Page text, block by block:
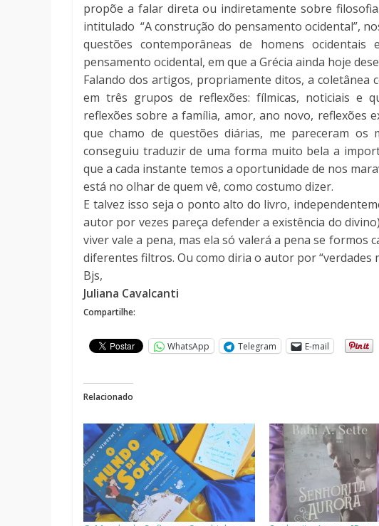
propõe a falar direta ou indiretamente sobre
intitulado “A construção do pensamento ocidental”,
questões contemporâneas de homens
pensamento ocidental, em que a Grécia ainda hoje
Falando dos artigos, propriamente ditos, a coletânea
em três grupos de reflexões: fílmicas, noticiais e
reflexões sobre a família, amor, ano novo, reflexões
que chamo de questões diárias, me pareceram
conseguiu traduzir de uma forma muito bela a
que a cada instante temos a oportunidade de nos
está no olhar de quem vê, como costumo dizer.
E talvez isso seja o ponto alto do livro,
autor por vezes pareça defender a existência do
viver vale a pena, mas ela só valerá a pena se formos
diferentes filtros. Ou como diria o autor por “verdades
Bjs,
Juliana Cavalcanti
Compartilhe:
WhatsApp Telegram E-mail
Relacionado